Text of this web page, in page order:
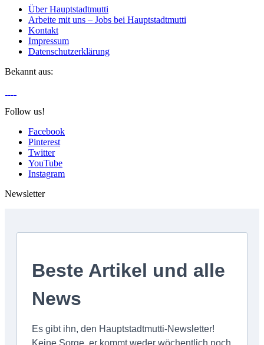
Über Hauptstadtmutti
Arbeite mit uns – Jobs bei Hauptstadtmutti
Kontakt
Impressum
Datenschutzerklärung
Bekannt aus:
Follow us!
Facebook
Pinterest
Twitter
YouTube
Instagram
Newsletter